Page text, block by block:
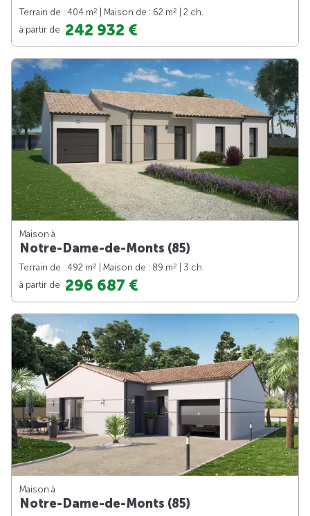
Terrain de : 404 m2 | Maison de : 62 m2
| 2 ch.
à partir de 242 932 €
Maison à
Notre-Dame-de-Monts (85)
Terrain de : 492 m2 | Maison de : 89 m2
| 3 ch.
à partir de 296 687 €
Maison à
Notre-Dame-de-Monts (85)